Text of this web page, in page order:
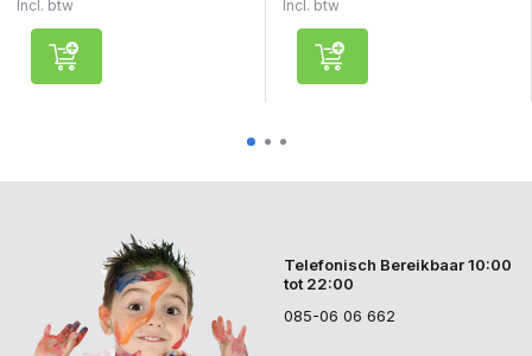
Incl. btw Incl. btw
Telefonisch Bereikbaar 10:00
tot 22:00
085-06 06 662